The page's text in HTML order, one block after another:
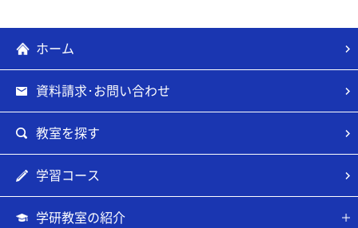
ホーム
資料請求･お問い合わせ
教室を探す
学習コース
学研教室の紹介